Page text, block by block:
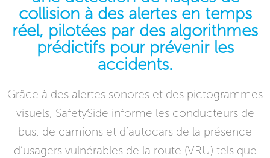
collision à des alertes en temps
réel, pilotées par des algorithmes
prédictifs pour prévenir les
accidents.
Grâce à des alertes sonores et des pictogrammes
visuels, SafetySide informe les conducteurs de
bus, de camions et d’autocars de la présence
d’usagers vulnérables de la route (VRU) tels que